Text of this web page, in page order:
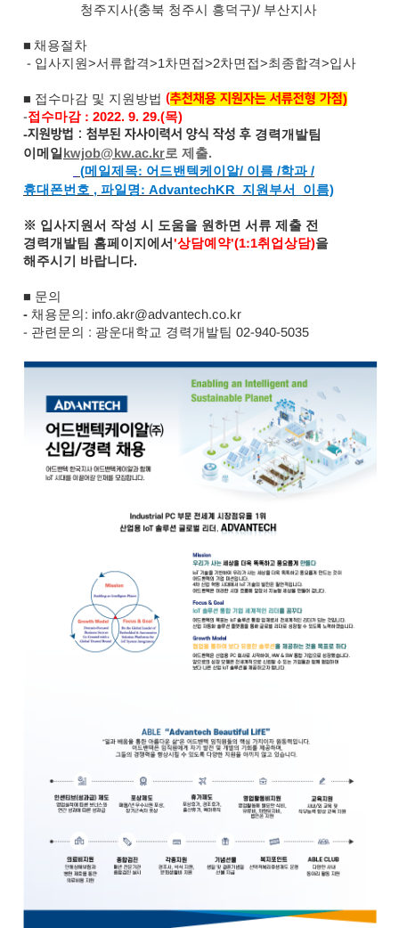
청주지사(충북 청주시 흥덕구)/ 부산지사
■ 채용절차
- 입사지원>서류합격>1차면접>2차면접>최종합격>입사
■ 접수마감 및 지원방법(추천채용 지원자는 서류전형 가점)
-접수마감 : 2022. 9. 29.(목)
-지원방법 : 첨부된 자사이력서 양식 작성 후 경력개발팀
이메일 kwjob@kw.ac.kr로 제출.
(메일제목: 어드밴텍케이알/ 이름/학과/
휴대폰번호 , 파일명: AdvantechKR_ 지원부서 이름)
※ 입사지원서 작성 시 도움을 원하면 서류 제출 전
경력개발팀 홈페이지에서'상담예약'(1:1취업상담)을
해주시기 바랍니다.
■ 문의
- 채용문의: info.akr@advantech.co.kr
- 관련문의 : 광운대학교 경력개발팀02-940-5035